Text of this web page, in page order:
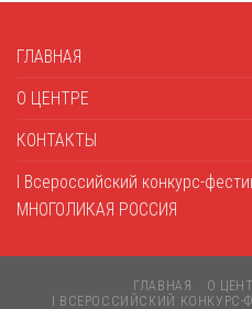
ГЛАВНАЯ
О ЦЕНТРЕ
КОНТАКТЫ
I Всероссийский конкурс-
МНОГОЛИКАЯ РОССИЯ
ГЛАВНАЯ О
I ВСЕРОССИЙСКИЙ